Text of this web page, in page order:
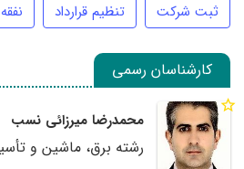
ثبت شرکت
تنظیم قرارداد نفقه
کارشناسان رسمی
محمدرضا میرزائی نسب
رشته برق، ماشین و